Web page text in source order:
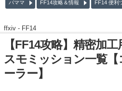
パママ FF14攻略＆情報 FF14 便利
ffxiv - FF14
【FF14攻略】精密加
スモミッション一覧
ーラー】